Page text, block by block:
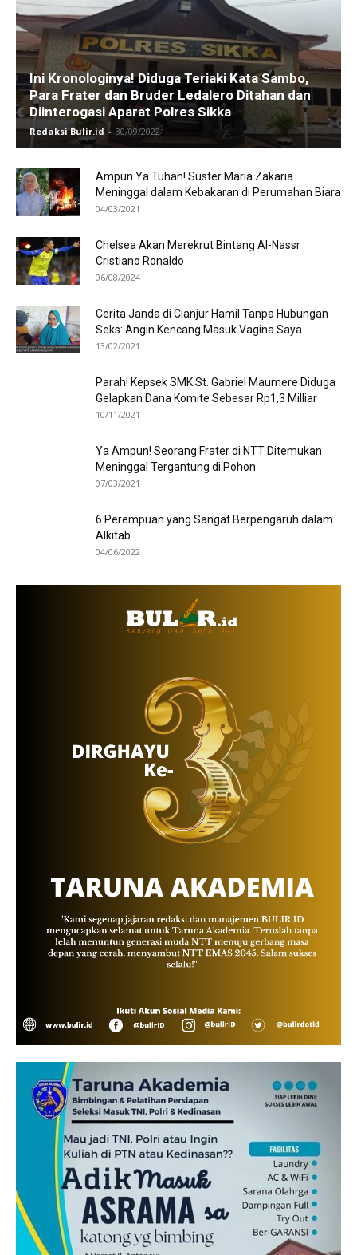
Ini Kronologinya! Diduga Teriaki Kata Sambo,
Para Frater dan Bruder Ledalero Ditahan dan
Diinterogasi Aparat Polres Sikka
Redaksi Bulir.id - 30/09/2022
Ampun Ya Tuhan! Suster Maria Zakaria
Meninggal dalam Kebakaran di Perumahan Biara
04/03/2021
Chelsea Akan Merekrut Bintang Al-Nassr
Cristiano Ronaldo
06/08/2024
Cerita Janda di Cianjur Hamil Tanpa Hubungan
Seks: Angin Kencang Masuk Vagina Saya
13/02/2021
Parah! Kepsek SMK St. Gabriel Maumere Diduga
Gelapkan Dana Komite Sebesar Rp1,3 Milliar
10/11/2021
Ya Ampun! Seorang Frater di NTT Ditemukan
Meninggal Tergantung di Pohon
07/03/2021
6 Perempuan yang Sangat Berpengaruh dalam
Alkitab
04/06/2022